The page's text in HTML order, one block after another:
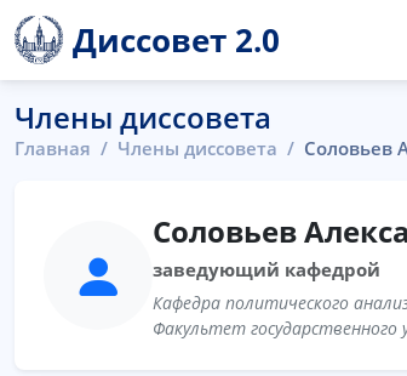
Диссовет 2.0
Члены диссовета
Главная Члены диссовета Соловьев
Соловьев
заведующий кафедрой
Кафедра политического
Факультет государственного